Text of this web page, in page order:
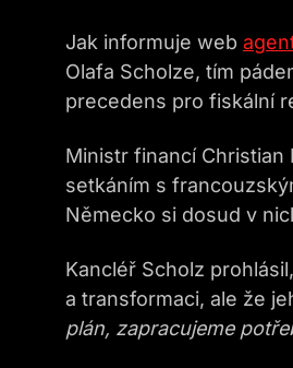
Jak informuje web
Olafa Scholze, tím
precedens pro fiskální
Ministr financí
setkáním s
Německo si dosud v
Kancléř Scholz
a transformaci, ale že
plán, zapracujeme